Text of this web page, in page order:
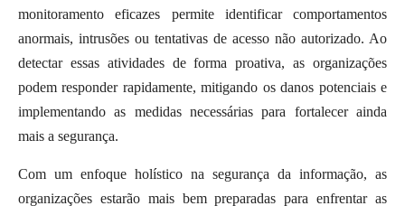
monitoramento eficazes permite identificar comportamentos
anormais, intrusões ou tentativas de acesso não autorizado. Ao
detectar essas atividades de forma proativa, as organizações
podem responder rapidamente, mitigando os danos potenciais e
implementando as medidas necessárias para fortalecer ainda
mais a segurança.
Com um enfoque holístico na segurança da informação, as
organizações estarão mais bem preparadas para enfrentar as